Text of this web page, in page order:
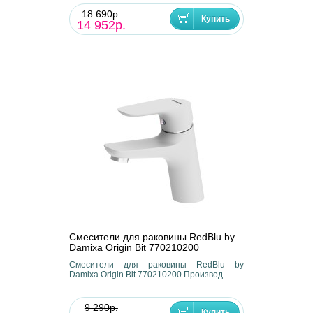
18 690р.
14 952р.
Смесители для раковины RedBlu by
Damixa Origin Bit 770210200
Смесители для раковины RedBlu by
Damixa Origin Bit 770210200 Производ..
9 290р.